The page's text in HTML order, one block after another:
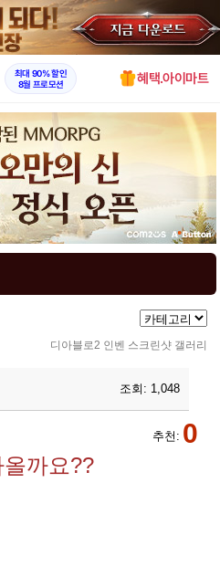
최대 90% 할인
8월 프로모션
혜택.아이마트
디아블로2 인벤 스크린샷 갤러리
조회: 1,048
추천: 0
까요??